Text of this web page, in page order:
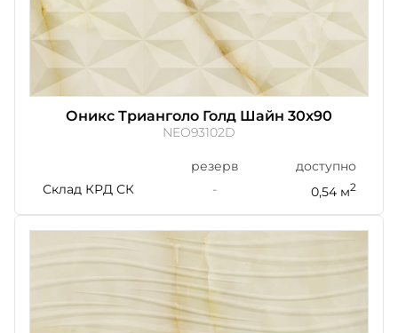
Оникс Трианголо Голд Шайн 30x90
NEO93102D
резерв
доступно
Склад КРД СК
- 0,54 м2